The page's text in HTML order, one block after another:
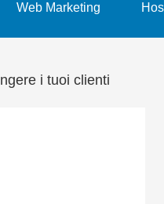
Web Marketing
i tuoi clienti